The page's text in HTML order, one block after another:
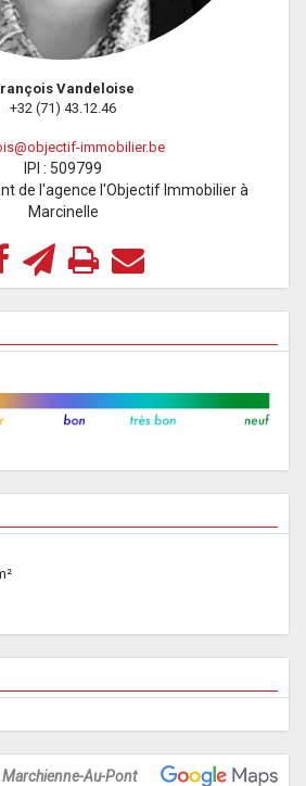
Vandeloise
+32 (71) 43.12.46
immobilier.be
IPI : 509799
de l'agence l'Objectif Immobilier à
Marcinelle
Au-Pont